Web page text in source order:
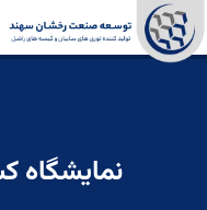
نمایشگاه